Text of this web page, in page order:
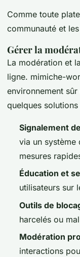
Comme toute
communauté et
Gérer la
La modération et
ligne. mimiche-
environnement
quelques
Signalement
via un système
mesures
Éducation et
utilisateurs sur
Outils de
harcelés ou
Modération
interactions